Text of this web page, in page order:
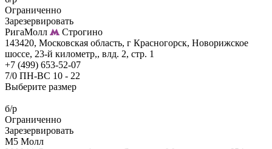
Ограниченно
Зарезервировать
РигаМолл
Строгино
143420, Московская область, г Красногорск, Новорижское
шоссе, 23-й километр,, влд. 2, стр. 1
+7 (499) 653-52-07
7/0 ПН-ВС 10 - 22
Выберите размер
б/р
Ограниченно
Зарезервировать
М5 Молл